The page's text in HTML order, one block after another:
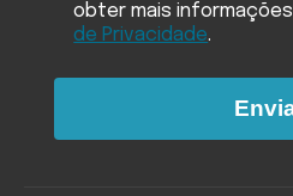
obter mais
de Privacidade.